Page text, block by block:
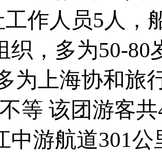
作人员5人，
，多为50-80
上海协和旅
等 该团游客共
中游航道301公